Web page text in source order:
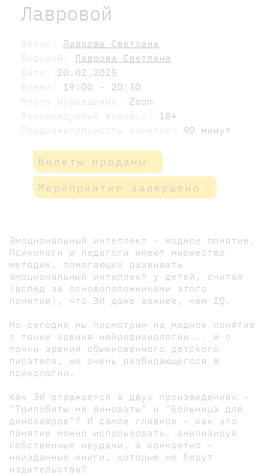
Лавровой
Автор: Лаврова Светлана
Ведущий: Лаврова Светлана
Дата: 20.02.2025
Время: 19:00 - 20:30
Место проведения: Zoom
Рекомендуемый возраст: 18+
Продолжительность занятия: 90 минут
Билеты проданы
Мероприятие завершено
Эмоциональный интеллект - модное понятие.
Психологи и педагоги имеют множество
методик, помогающих развивать
эмоциональный интеллект у детей, считая
(вслед за основоположниками этого
понятия), что ЭИ даже важнее, чем IQ.
Но сегодня мы посмотрим на модное понятие
с точки зрения нейрофизиологии... и с
точки зрения обыкновенного детского
писателя, не очень разбирающегося в
психологии.
Как ЭИ отражается в двух произведениях -
"Трилобиты не виноваты" и "Больница для
динозавров"? И самое главное - как это
понятие можно использовать, анализируя
собственные неудачи, а конкретно -
неизданные книги, которые не берут
издательства?